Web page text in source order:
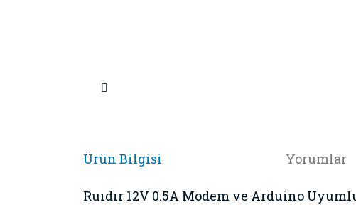
Ürün Bilgisi Yorumlar
Ruıdır 12V 0.5A Modem ve Arduino